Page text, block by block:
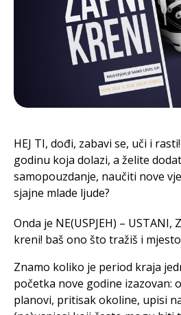
HEJ TI, dođi, zabavi se, uči i
godinu koja dolazi, a želite
samopouzdanje, naučiti nove
sjajne mlade ljude?
Onda je NE(USPJEH) – USTANI,
kreni! baš ono što tražiš i
Znamo koliko je period kraja
početka nove godine izazovan:
planovi, pritisak okoline, upisi